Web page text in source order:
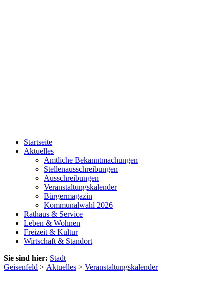
Startseite
Aktuelles
Amtliche Bekanntmachungen
Stellenausschreibungen
Ausschreibungen
Veranstaltungskalender
Bürgermagazin
Kommunalwahl 2026
Rathaus & Service
Leben & Wohnen
Freizeit & Kultur
Wirtschaft & Standort
Sie sind hier: Stadt
Geisenfeld > Aktuelles > Veranstaltungskalender